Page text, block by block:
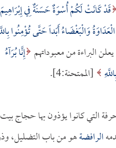
قَدْ كَانَتْ لَكُمْ أُسْوَةٌ حَسَنَةٌ فِي إِبْرَاهِيمَ
وَالْبَغْضَاءُ أَبَداً حَتَّى تُؤْمِنُوا
إِنَّا بُرَآءُ
[الممتحنة:4].
التي كانوا يؤذون بها حجاج بيت
الرافضةهو من باب التضليل،